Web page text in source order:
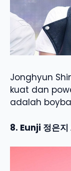
Jonghyun
kuat dan
adalah
8. Eunji 정은